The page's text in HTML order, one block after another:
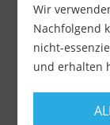
Wir
Nachfolgend
nicht-
und erhalten